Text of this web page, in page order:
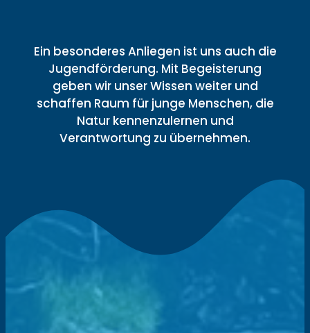
Ein besonderes Anliegen ist uns auch die
Jugendförderung. Mit Begeisterung
geben wir unser Wissen weiter und
schaffen Raum für junge Menschen, die
Natur kennenzulernen und
Verantwortung zu übernehmen.